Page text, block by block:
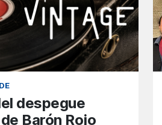
despegue
Barón Rojo